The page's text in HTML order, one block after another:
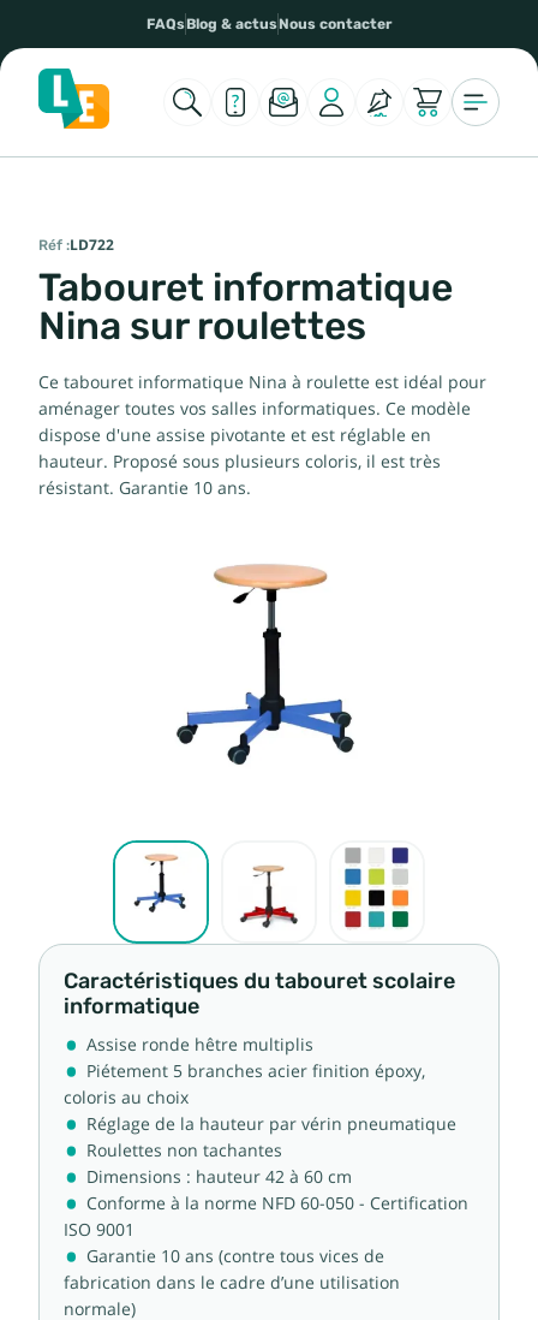
FAQsBlog & actusNous contacter
Réf :LD722
Tabouret informatique
Nina sur roulettes
Ce tabouret informatique Nina à roulette est idéal pour
aménager toutes vos salles informatiques. Ce modèle
dispose d'une assise pivotante et est réglable en
hauteur. Proposé sous plusieurs coloris, il est très
résistant. Garantie 10 ans.
Caractéristiques du tabouret scolaire
informatique
Assise ronde hêtre multiplis
Piétement 5 branches acier finition époxy,
coloris au choix
Réglage de la hauteur par vérin pneumatique
Roulettes non tachantes
Dimensions : hauteur 42 à 60 cm
Conforme à la norme NFD 60-050 - Certification
ISO 9001
Garantie 10 ans (contre tous vices de
fabrication dans le cadre d’une utilisation
normale)